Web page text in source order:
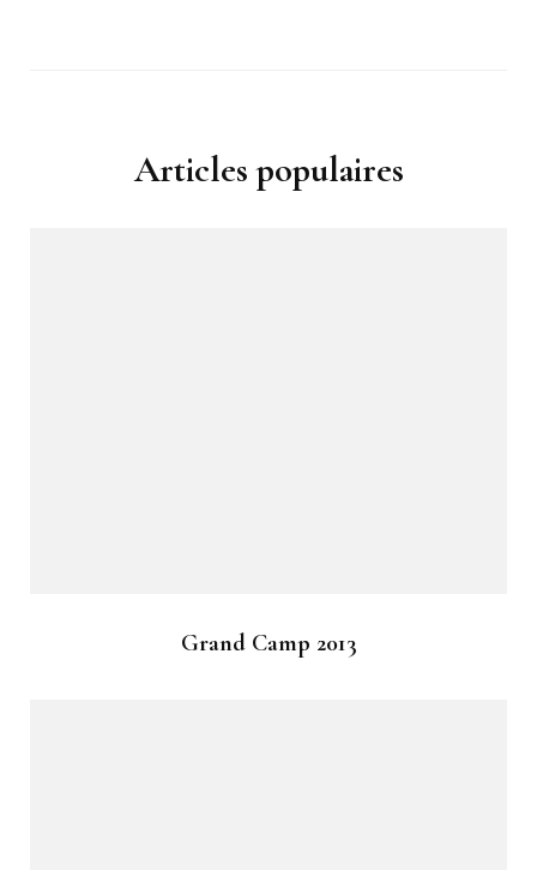
Articles populaires
Grand Camp 2013